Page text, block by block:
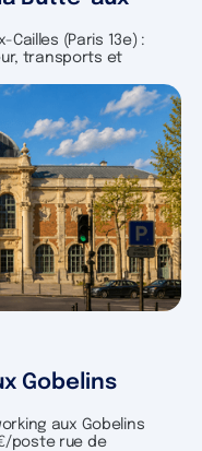
Cailles (Paris 13e) :
transports et
Gobelins
aux Gobelins
poste rue de